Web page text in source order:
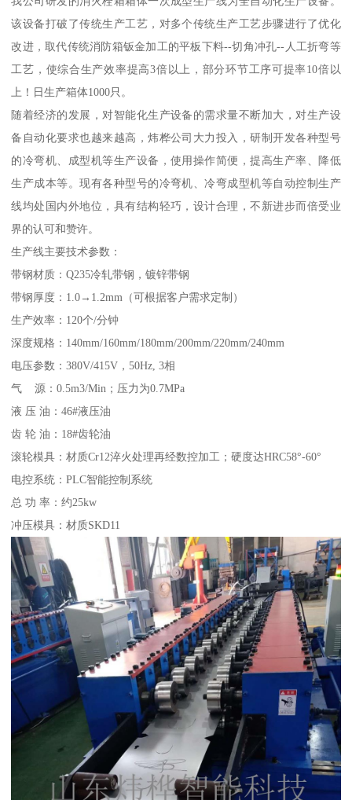
该设备打破了传统生产工艺，对多个传统生产工艺步骤进行了优化
改进，取代传统消防箱钣金加工的平板下料--切角冲孔--人工折弯等
工艺，使综合生产效率提高3倍以上，部分环节工序可提率10倍以
上！日生产箱体1000只。
随着经济的发展，对智能化生产设备的需求量不断加大，对生产设
备自动化要求也越来越高，炜桦公司大力投入，研制开发各种型号
的冷弯机、成型机等生产设备，使用操作简便，提高生产率、降低
生产成本等。现有各种型号的冷弯机、冷弯成型机等自动控制生产
线均处国内外地位，具有结构轻巧，设计合理，不新进步而倍受业
界的认可和赞许。
生产线主要技术参数：
带钢材质：Q235冷轧带钢，镀锌带钢
带钢厚度：1.0→1.2mm（可根据客户需求定制）
生产效率：120个/分钟
深度规格：140mm/160mm/180mm/200mm/220mm/240mm
电压参数：380V/415V，50Hz, 3相
气 源：0.5m3/Min；压力为0.7MPa
液 压 油：46#液压油
齿 轮 油：18#齿轮油
滚轮模具：材质Cr12淬火处理再经数控加工；硬度达HRC58°-60°
电控系统：PLC智能控制系统
总 功 率：约25kw
冲压模具：材质SKD11